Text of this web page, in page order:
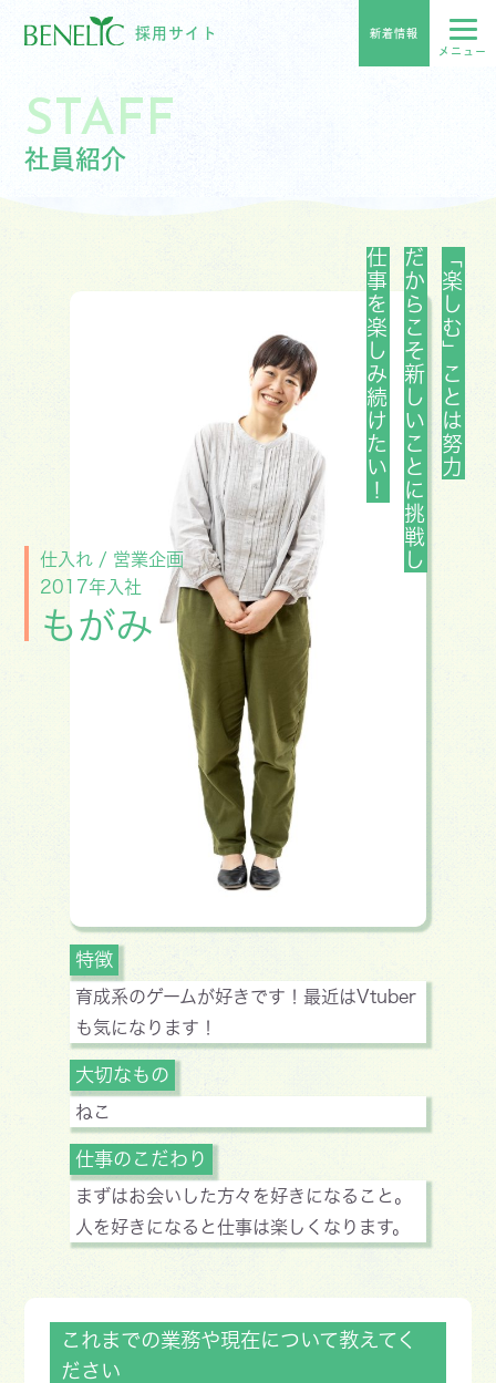
採用サイト 新着情報
STAFF
社員紹介
仕入れ / 営業企画
2017年入社
もがみ
「楽しむ」ことは努力
だからこそ新しいことに挑戦し
仕事を楽しみ続けたい！
特徴
育成系のゲームが好きです！最近はVtuber
も気になります！
大切なもの
ねこ
仕事のこだわり
まずはお会いした方々を好きになること。
人を好きになると仕事は楽しくなります。
これまでの業務や現在について教えてく
ださい